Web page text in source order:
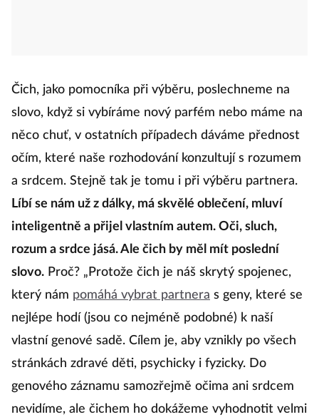
Čich, jako pomocníka při výběru, poslechneme na
slovo, když si vybíráme nový parfém nebo máme na
něco chuť, v ostatních případech dáváme přednost
očím, které naše rozhodování konzultují s rozumem
a srdcem. Stejně tak je tomu i při výběru partnera.
Líbí se nám už z dálky, má skvělé oblečení, mluví
inteligentně a přijel vlastním autem. Oči, sluch,
rozum a srdce jásá. Ale čich by měl mít poslední
slovo. Proč? „Protože čich je náš skrytý spojenec,
který nám pomáhá vybrat partnera s geny, které se
nejlépe hodí (jsou co nejméně podobné) k naší
vlastní genové sadě. Cílem je, aby vznikly po všech
stránkách zdravé děti, psychicky i fyzicky. Do
genového záznamu samozřejmě očima ani srdcem
nevidíme, ale čichem ho dokážeme vyhodnotit velmi